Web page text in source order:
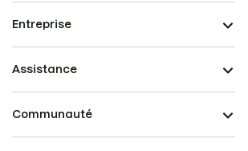
Entreprise
Assistance
Communauté